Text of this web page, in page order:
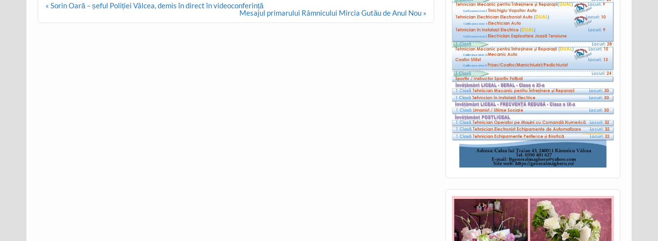
Post
« Sorin Oară – șeful Poliției Vâlcea, demis în direct în videoconferință
Mesajul primarului Râmnicului Mircia Gutău de Anul Nou »